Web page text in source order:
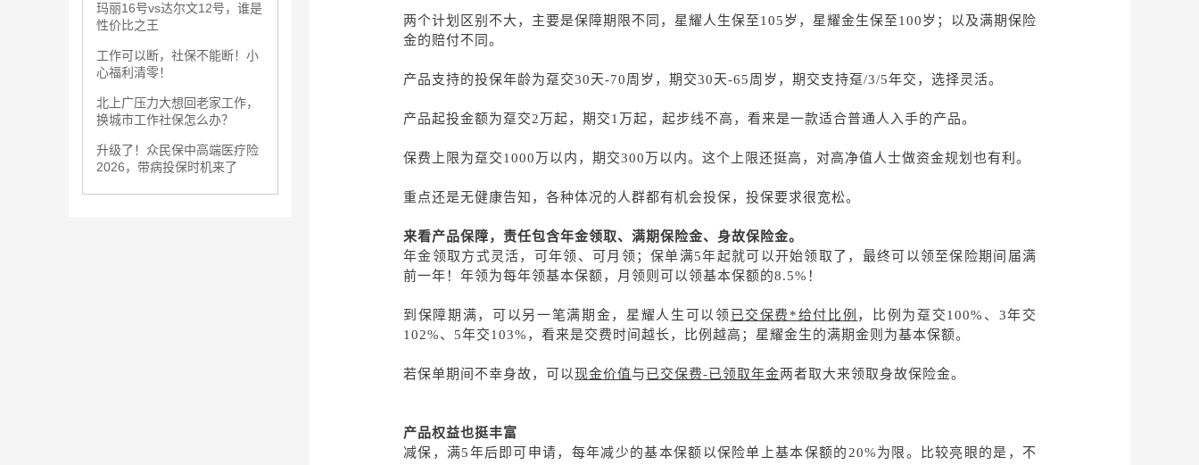
玛丽16号vs达尔文12号，谁是
性价比之王
工作可以断，社保不能断！小
心福利清零！
北上广压力大想回老家工作，
换城市工作社保怎么办？
升级了！众民保中高端医疗险
2026，带病投保时机来了
两个计划区别不大，主要是保障期限不同，星耀人生保至105岁，星耀金生保至100岁；以及满期保险
金的赔付不同。
产品支持的投保年龄为趸交30天-70周岁，期交30天-65周岁，期交支持趸/3/5年交，选择灵活。
产品起投金额为趸交2万起，期交1万起，起步线不高，看来是一款适合普通人入手的产品。
保费上限为趸交1000万以内，期交300万以内。这个上限还挺高，对高净值人士做资金规划也有利。
重点还是无健康告知，各种体况的人群都有机会投保，投保要求很宽松。
来看产品保障，责任包含年金领取、满期保险金、身故保险金。
年金领取方式灵活，可年领、可月领；保单满5年起就可以开始领取了，最终可以领至保险期间届满
前一年！年领为每年领基本保额，月领则可以领基本保额的8.5%！
到保障期满，可以另一笔满期金，星耀人生可以领 已交保费 *给付比例 ，比例为趸交100%、3年交
102%、5年交103%，看来是交费时间越长，比例越高；星耀金生的满期金则为基本保额。
若保单期间不幸身故，可以 现金价值与 已交保费-已领取年金两者取大来领取身故保险金。
产品权益也挺丰富
减保，满5年后即可申请，每年减少的基本保额以保险单上基本保额的20%为限。比较亮眼的是，不